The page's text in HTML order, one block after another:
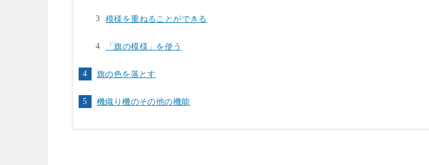
模様を重ねることができる
「旗の模様」を使う
旗の色を落とす
機織り機のその他の機能